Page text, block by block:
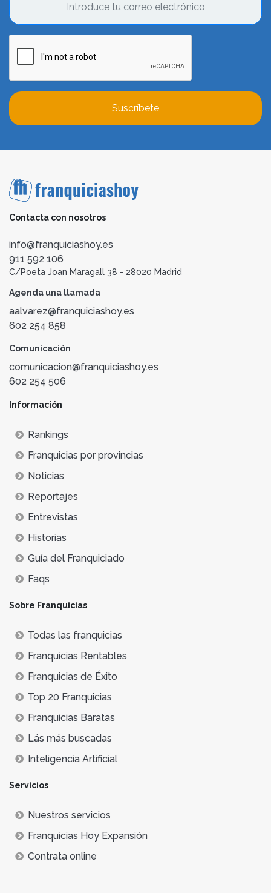
Suscríbete
Contacta con nosotros
info@franquiciashoy.es
911 592 106
C/Poeta Joan Maragall 38 - 28020 Madrid
Agenda una llamada
aalvarez@franquiciashoy.es
602 254 858
Comunicación
comunicacion@franquiciashoy.es
602 254 506
Información
Rankings
Franquicias por provincias
Noticias
Reportajes
Entrevistas
Historias
Guía del Franquiciado
Faqs
Sobre Franquicias
Todas las franquicias
Franquicias Rentables
Franquicias de Éxito
Top 20 Franquicias
Franquicias Baratas
Lás más buscadas
Inteligencia Artificial
Servicios
Nuestros servicios
Franquicias Hoy Expansión
Contrata online